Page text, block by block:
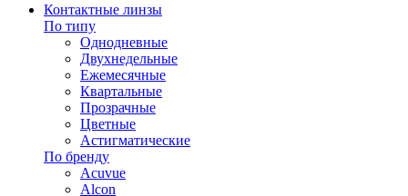
Контактные линзы
По типу
Однодневные
Двухнедельные
Ежемесячные
Квартальные
Прозрачные
Цветные
Астигматические
По бренду
Acuvue
Alcon